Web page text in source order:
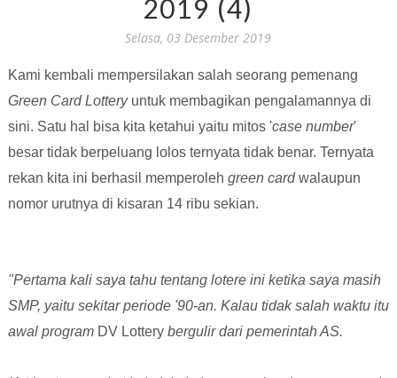
2019 (4)
Selasa, 03 Desember 2019
Kami kembali mempersilakan salah seorang pemenang
Green Card Lotteryuntuk membagikan pengalamannya di
sini. Satu hal bisa kita ketahui yaitu mitos 'case number'
besar tidak berpeluang lolos ternyata tidak benar. Ternyata
rekan kita ini berhasil memperoleh green cardwalaupun
nomor urutnya di kisaran 14 ribu sekian.
"Pertama kali saya tahu tentang lotere ini ketika saya masih
SMP, yaitu sekitar periode '90-an. Kalau tidak salah waktu itu
awal program DV Lotterybergulir dari pemerintah AS.